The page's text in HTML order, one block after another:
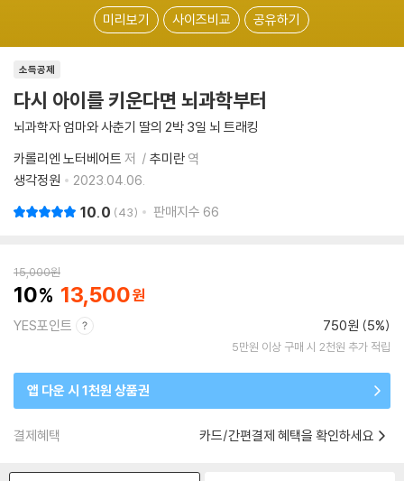
미리보기 사이즈비교 공유하기
소득공제
다시 아이를 키운다면 뇌과학부터
뇌과학자 엄마와 사춘기 딸의 2박 3일 뇌 트래킹
카롤리엔 노터베어트 저 추미란 역
생각정원
2023.04.06.
10.0 43 판매지수 66
15,000원
10 13,500
YES포인트 750원 (5%)
5만원 이상 구매 시 2천원 추가 적립
앱 다운 시 1천원 상품권
결제혜택 카드/간편결제 혜택을 확인하세요